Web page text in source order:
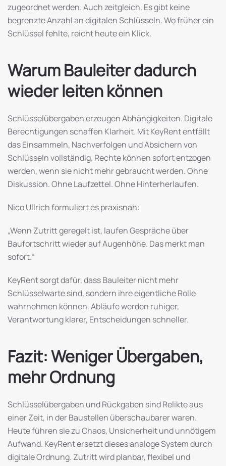
zugeordnet werden. Auch zeitgleich. Es gibt keine
begrenzte Anzahl an digitalen Schlüsseln. Wo früher ein
Schlüssel fehlte, reicht heute ein Klick.
Warum Bauleiter dadurch
wieder leiten können
Schlüsselübergaben erzeugen Abhängigkeiten. Digitale
Berechtigungen schaffen Klarheit. Mit KeyRent entfällt
das Einsammeln, Nachverfolgen und Absichern von
Schlüsseln vollständig. Rechte können sofort entzogen
werden, wenn sie nicht mehr gebraucht werden. Ohne
Diskussion. Ohne Laufzettel. Ohne Hinterherlaufen.
Nico Ullrich formuliert es praxisnah:
„Wenn Zutritt geregelt ist, laufen Gespräche über
Baufortschritt wieder auf Augenhöhe. Das merkt man
sofort.“
KeyRent sorgt dafür, dass Bauleiter nicht mehr
Schlüsselwarte sind, sondern ihre eigentliche Rolle
wahrnehmen können. Abläufe werden ruhiger,
Verantwortung klarer, Entscheidungen schneller.
Fazit: Weniger Übergaben,
mehr Ordnung
Schlüsselübergaben und Rückgaben sind Relikte aus
einer Zeit, in der Baustellen überschaubarer waren.
Heute führen sie zu Chaos, Unsicherheit und unnötigem
Aufwand. KeyRent ersetzt dieses analoge System durch
digitale Ordnung. Zutritt wird planbar, flexibel und